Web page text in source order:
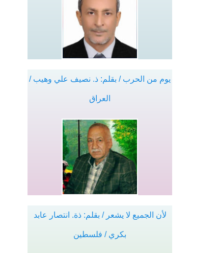
يوم من الحرب / بقلم: ذ. نصيف علي وهيب /
العراق
لأن الجميع لا يشعر / بقلم: ذة. انتصار عابد
بكري / فلسطين